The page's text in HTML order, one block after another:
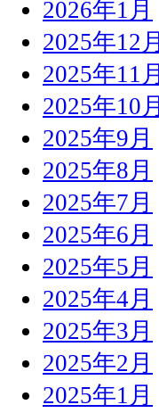
2026年1月
2025年12月
2025年11月
2025年10月
2025年9月
2025年8月
2025年7月
2025年6月
2025年5月
2025年4月
2025年3月
2025年2月
2025年1月